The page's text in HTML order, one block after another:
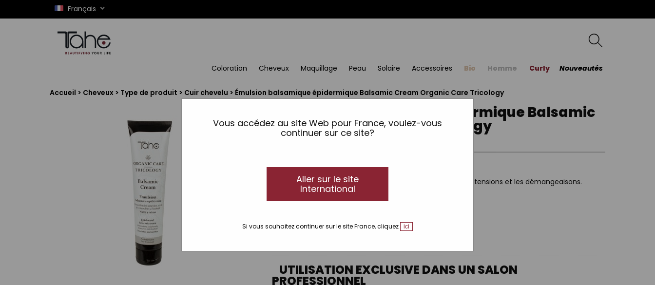
Vous accédez au site Web pour France, voulez-vous
continuer sur ce site?
Aller sur le site
International
Si vous souhaitez continuer sur le site France, cliquez ici
Français
Coloration Cheveux Maquillage Peau Solaire Accessoires Bio Homme Curly Nouveautés
Accueil > Cheveux > Type de produit > Cuir chevelu > Émulsion balsamique épidermique Balsamic Cream Organic Care Tricology
Émulsion balsamique épidermique Balsamic
Cream Organic Care Tricology
Avec polyphénols naturels, huile d’Amande et Bisabolol.
Apporte à la peau nutrition et élasticité, en soulageant les tensions et les démangeaisons.
Tailles disponibles:
UTILISATION EXCLUSIVE DANS UN SALON
PROFESSIONNEL